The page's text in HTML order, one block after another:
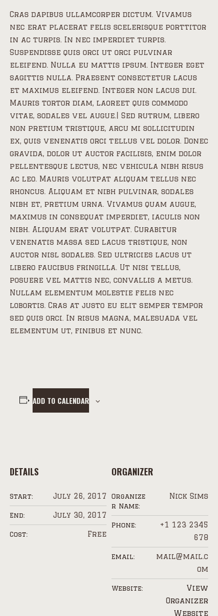
Cras dapibus ullamcorper dictum. Vivamus
nec erat placerat felis scelerisque porttitor
in ac turpis. In nec imperdiet turpis.
Suspendisse quis orci ut orci pulvinar
eleifend. Nulla eu mattis ipsum. Integer eget
sagittis nulla. Praesent consectetur lacus
et maximus eleifend. Integer non lacus dui.
Mauris tortor diam, laoreet quis commodo
vitae, sodales vel augue.| Sed rutrum, libero
non pretium tristique, arcu mi sollicitudin
ex, quis venenatis orci tellus vel dolor. Donec
gravida, dolor ut auctor facilisis, enim dolor
pellentesque lectus, nec vehicula nibh risus
ac leo. Mauris volutpat aliquam tellus nec
rhoncus. Aliquam et nibh pulvinar, sodales
nibh et, pretium urna. Vivamus quam augue,
maximus in consequat imperdiet, iaculis non
nibh. Aliquam erat volutpat. Curabitur
venenatis massa sed lacus tristique, non
auctor nisl sodales. Sed ultricies lacus ut
libero faucibus fringilla. Ut nisi tellus,
posuere vel mattis nec, convallis a metus.
Nullam elementum molestie felis nec
lobortis. Cras at justo eu elit semper tempor
sed quis orci. In risus magna, malesuada vel
elementum ut, finibus et nunc.
ADD TO CALENDAR
DETAILS
Start: July 26, 2017
End: July 30, 2017
Cost: Free
ORGANIZER
Organize
r Name:
Nick Sims
Phone:
+1 123 2345
678
Email:
mail@mail.c
om
Website:
View
Organizer
Website